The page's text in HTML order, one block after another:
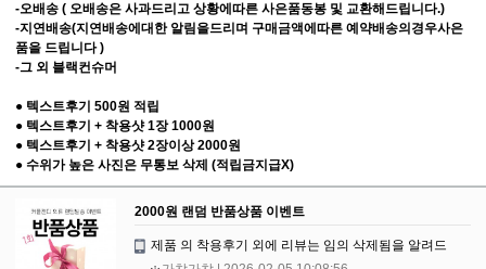
-오배송 ( 오배송은 사과드리고 상황에따른 사은품동봉 및 교환해드립니다.)
-지연배송(지연배송에대한 알림을드리며 구매금액에따른 예약배송의경우사은
품을 드립니다 )
-그 외 블랙컨슈머
● 텍스트후기 500원 적립
● 텍스트후기 + 착용샷 1장 1000원
● 텍스트후기 + 착용샷 2장이상 2000원
● 수위가 높은 사진은 무통보 삭제 (적립금지급X)
2000원 랜덤 반품상품 이벤트
제품 의 착용후기 외에 리뷰는 임의 삭제됨을 알려드